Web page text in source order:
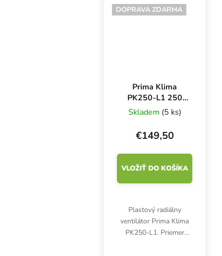
vysoký výkon 1450
m3/h.
DOPRAVA ZDARMA
Prima Klima
PK250-L1 250
mm - 1300 m3/h,
jednorýchlostný
ventilátor
Skladem (5 ks)
€149,50
VLOŽIŤ DO KOŠÍKA
Plastový radiálny
ventilátor Prima Klima
PK250-L1. Priemer